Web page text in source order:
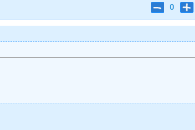
0